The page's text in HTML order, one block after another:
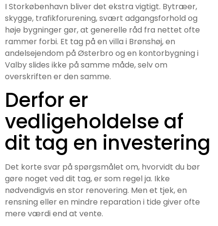
I Storkøbenhavn bliver det ekstra vigtigt. Bytræer,
skygge, trafikforurening, svært adgangsforhold og
høje bygninger gør, at generelle råd fra nettet ofte
rammer forbi. Et tag på en villa i Brønshøj, en
andelsejendom på Østerbro og en kontorbygning i
Valby slides ikke på samme måde, selv om
overskriften er den samme.
Derfor er
vedligeholdelse af
dit tag en investering
Det korte svar på spørgsmålet om, hvorvidt du bør
gøre noget ved dit tag, er som regel ja. Ikke
nødvendigvis en stor renovering. Men et tjek, en
rensning eller en mindre reparation i tide giver ofte
mere værdi end at vente.